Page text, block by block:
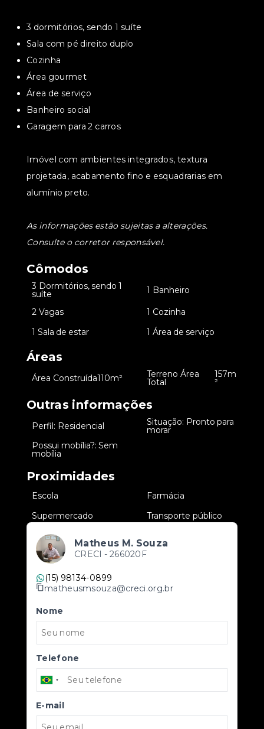
3 dormitórios, sendo 1 suíte
Sala com pé direito duplo
Cozinha
Área gourmet
Área de serviço
Banheiro social
Garagem para 2 carros
Imóvel com ambientes integrados, textura
projetada, acabamento fino e esquadrarias em
alumínio preto.
As informações estão sujeitas a alterações.
Consulte o corretor responsável.
Cômodos
3 Dormitórios, sendo 1
suíte 1 Banheiro
2 Vagas
1 Cozinha
1 Sala de estar 1 Área de serviço
Áreas
Área Construída110m² Terreno Área
Total
157m
²
Outras informações
Perfil: Residencial Situação: Pronto para
morar
Possui mobília?: Sem
mobília
Proximidades
Escola
Farmácia
Supermercado Transporte público
Matheus M. Souza
CRECI - 266020F
(15) 98134-0899
matheusmsouza@creci.org.br
Nome
Telefone
E-mail